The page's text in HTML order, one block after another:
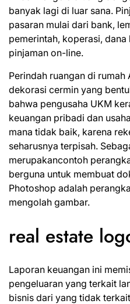
banyak lagi di luar sana.
pasaran mulai dari bank,
pemerintah, koperasi,
pinjaman on-line.
Perindah ruangan di
dekorasi cermin yang
bahwa pengusaha UKM
keuangan pribadi dan
mana tidak baik, karena
seharusnya terpisah.
merupakancontoh
berguna untuk membuat
Photoshop adalah
mengolah gambar.
real estate
Laporan keuangan ini
pengeluaran yang terkait
bisnis dari yang tidak